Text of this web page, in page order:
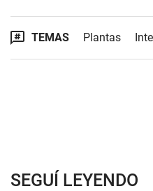
TEMAS Plantas
SEGUÍ LEYENDO